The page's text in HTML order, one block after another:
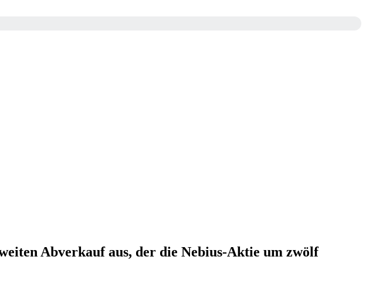
Abverkauf aus, der die Nebius-Aktie um zwölf